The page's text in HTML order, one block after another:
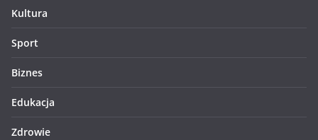
Kultura
Sport
Biznes
Edukacja
Zdrowie